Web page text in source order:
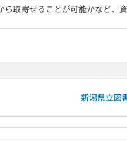
取寄せることが可能かなど、資
新潟県立図